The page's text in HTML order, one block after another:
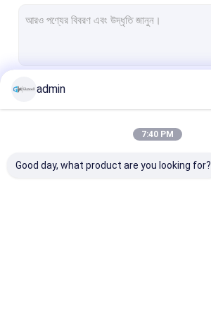
অফিসের ফোন বুথ
অগ্নি প্রতিরোধী গ্লাস পার্টিশন
ভাঙ্গনযোগ্য গ্লাস পার্টিশন
admin
7:40 PM
Good day, what product are you looking for?